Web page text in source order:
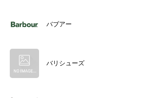
バブアー
バリシューズ